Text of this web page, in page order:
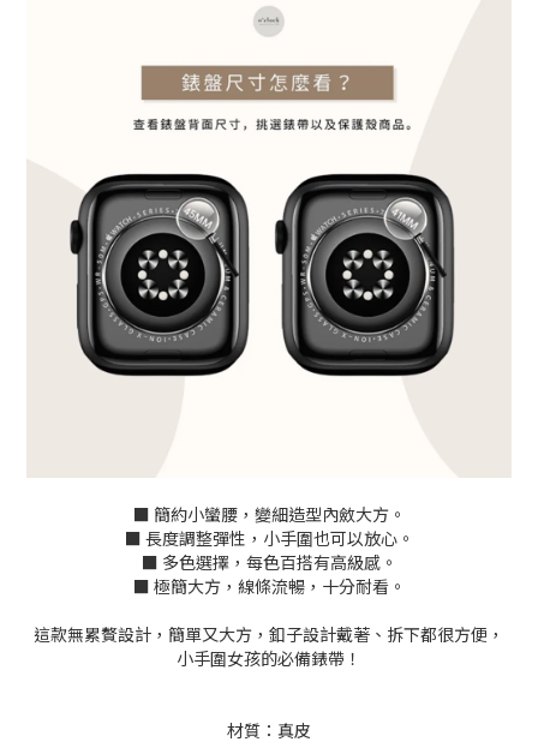
■ 簡約小蠻腰，變細造型內斂大方。
■ 長度調整彈性，小手圍也可以放心。
■ 多色選擇，每色百搭有高級感。
■ 極簡大方，線條流暢，十分耐看。
這款無累贅設計，簡單又大方，釦子設計戴著、拆下都很方便，
小手圍女孩的必備錶帶！
材質：真皮